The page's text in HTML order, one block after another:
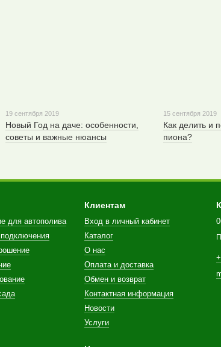
19 сентября 2019
Новый Год на даче: особенности,
советы и важные нюансы
15 сентября 2019
Как делить и
пиона?
для автополива
Клиентам
Вход в личный кабинет
Каталог
О нас
Оплата и доставка
Обмен и возврат
Контактная информация
Новости
Услуги